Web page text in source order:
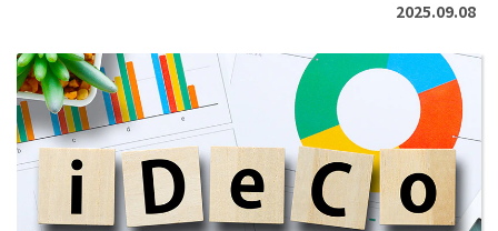
2025.09.08
続
き
を
読
む